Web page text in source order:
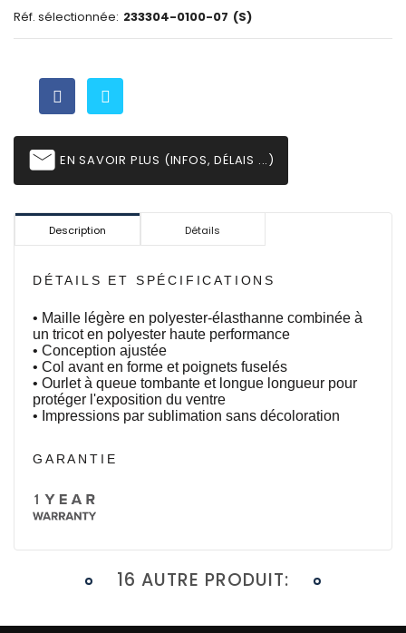
Réf. sélectionnée: 233304-0100-07 (S)
email EN SAVOIR PLUS (INFOS, DÉLAIS ...)
Description Détails
DÉTAILS ET SPÉCIFICATIONS
• Maille légère en polyester-élasthanne combinée à
un tricot en polyester haute performance
• Conception ajustée
• Col avant en forme et poignets fuselés
• Ourlet à queue tombante et longue longueur pour
protéger l'exposition du ventre
• Impressions par sublimation sans décoloration
GARANTIE
16 AUTRE PRODUIT: